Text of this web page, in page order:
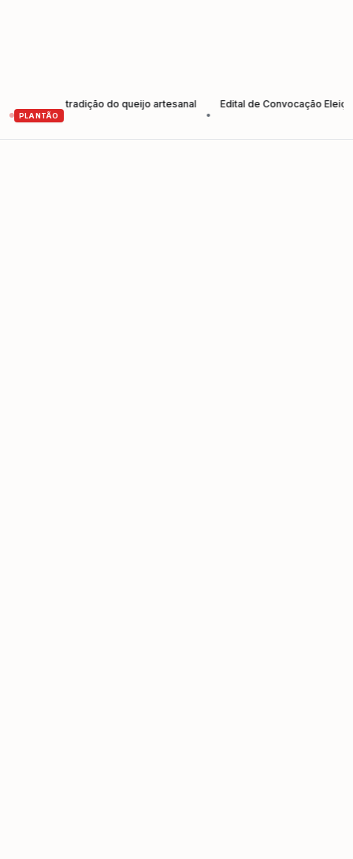
PLANTÃO
tradição do queijo artesanal
Edital de Convocação Eleição